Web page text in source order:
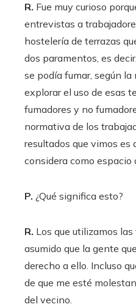
R. Fue muy curioso
entrevistas a
hostelería de terrazas
dos paramentos, es
se podía fumar, según
explorar el uso de esas
fumadores y no
normativa de los
resultados que vimos es
considera como espacio
P. ¿Qué significa esto?
R. Los que utilizamos
asumido que la gente
derecho a ello. Incluso
de que me esté
del vecino.